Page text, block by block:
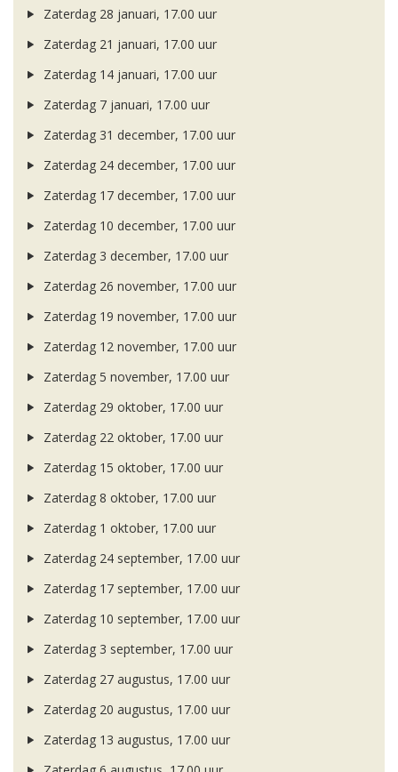
Zaterdag 28 januari, 17.00 uur
Zaterdag 21 januari, 17.00 uur
Zaterdag 14 januari, 17.00 uur
Zaterdag 7 januari, 17.00 uur
Zaterdag 31 december, 17.00 uur
Zaterdag 24 december, 17.00 uur
Zaterdag 17 december, 17.00 uur
Zaterdag 10 december, 17.00 uur
Zaterdag 3 december, 17.00 uur
Zaterdag 26 november, 17.00 uur
Zaterdag 19 november, 17.00 uur
Zaterdag 12 november, 17.00 uur
Zaterdag 5 november, 17.00 uur
Zaterdag 29 oktober, 17.00 uur
Zaterdag 22 oktober, 17.00 uur
Zaterdag 15 oktober, 17.00 uur
Zaterdag 8 oktober, 17.00 uur
Zaterdag 1 oktober, 17.00 uur
Zaterdag 24 september, 17.00 uur
Zaterdag 17 september, 17.00 uur
Zaterdag 10 september, 17.00 uur
Zaterdag 3 september, 17.00 uur
Zaterdag 27 augustus, 17.00 uur
Zaterdag 20 augustus, 17.00 uur
Zaterdag 13 augustus, 17.00 uur